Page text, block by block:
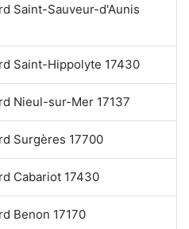
Saint-Sauveur-d'Aunis
Saint-Hippolyte 17430
Nieul-sur-Mer 17137
Surgères 17700
Cabariot 17430
Benon 17170